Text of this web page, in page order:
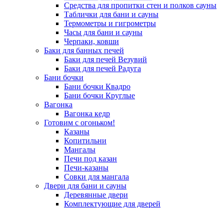
Средства для пропитки стен и полков сауны
Таблички для бани и сауны
Термометры и гигрометры
Часы для бани и сауны
Черпаки, ковши
Баки для банных печей
Баки для печей Везувий
Баки для печей Радуга
Бани бочки
Бани бочки Квадро
Бани бочки Круглые
Вагонка
Вагонка кедр
Готовим с огоньком!
Казаны
Копитильни
Мангалы
Печи под казан
Печи-казаны
Совки для мангала
Двери для бани и сауны
Деревянные двери
Комплектующие для дверей